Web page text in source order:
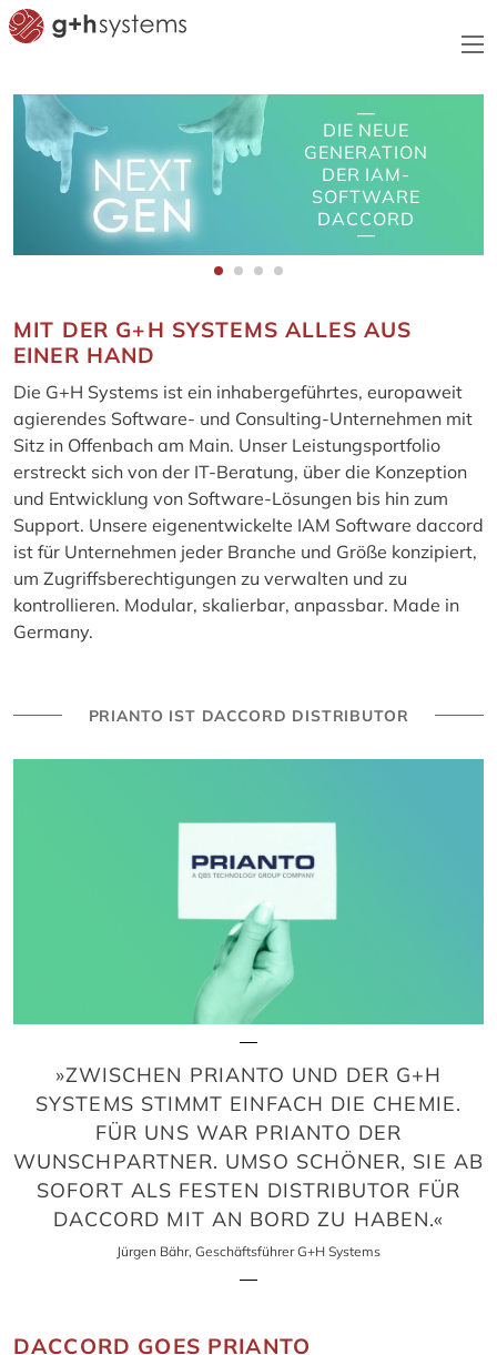
OPENTEXT
XPERT DAYS
2025
DIE NEUE
GENERATION
DER IAM-
SOFTWARE
DACCORD
WIR SIND MIT
DACCORD IM
OKTOBER AUF
DER IT-SA 2026
OPENTEXT
XPERT DAYS
2025
DIE NEUE
GENERATION
DER IAM-
SOFTWARE
DACCORD
MIT DER G+H SYSTEMS ALLES AUS
EINER HAND
Die G+H Systems ist ein inhabergeführtes, europaweit
agierendes Software- und Consulting-Unternehmen mit
Sitz in Offenbach am Main. Unser Leistungsportfolio
erstreckt sich von der IT-Beratung, über die Konzeption
und Entwicklung von Software-Lösungen bis hin zum
Support. Unsere eigenentwickelte IAM Software daccord
ist für Unternehmen jeder Branche und Größe konzipiert,
um Zugriffsberechtigungen zu verwalten und zu
kontrollieren. Modular, skalierbar, anpassbar. Made in
Germany.
PRIANTO IST DACCORD DISTRIBUTOR
»ZWISCHEN PRIANTO UND DER G+H
SYSTEMS STIMMT EINFACH DIE CHEMIE.
FÜR UNS WAR PRIANTO DER
WUNSCHPARTNER. UMSO SCHÖNER, SIE AB
SOFORT ALS FESTEN DISTRIBUTOR FÜR
DACCORD MIT AN BORD ZU HABEN.«
Jürgen Bähr, Geschäftsführer G+H Systems
DACCORD GOES PRIANTO